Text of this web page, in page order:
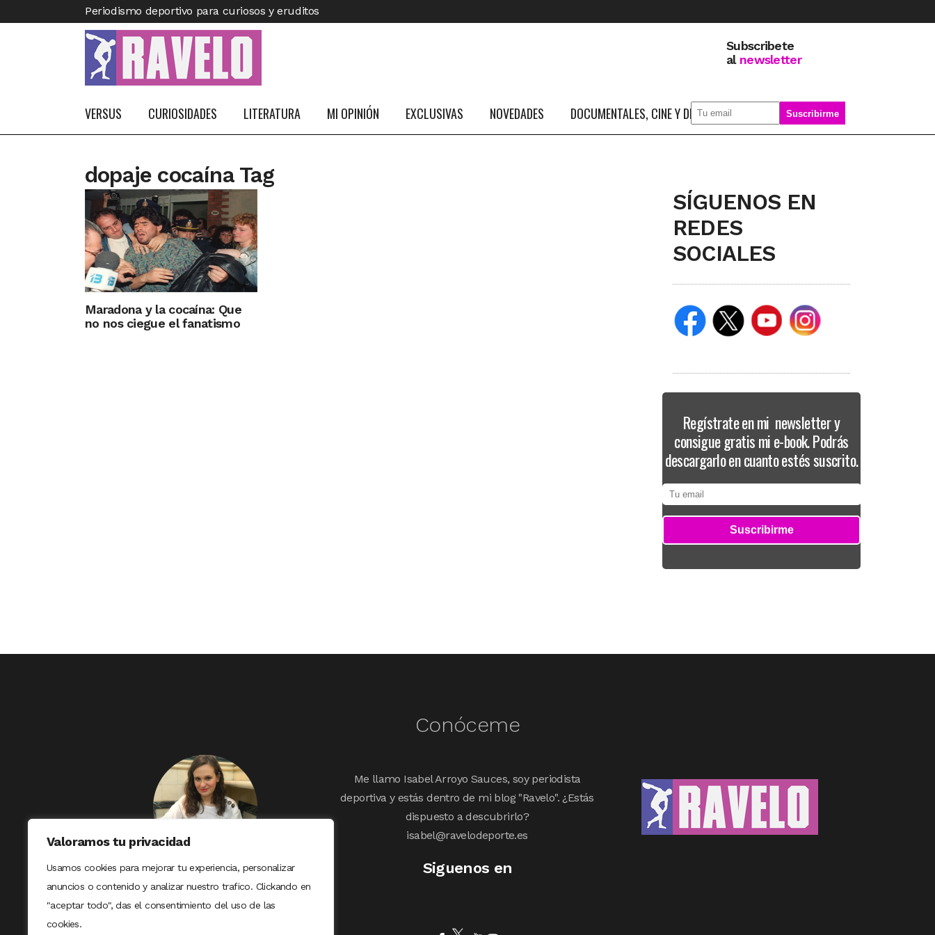
Valoramos tu privacidad
Usamos cookies para mejorar tu experiencia, personalizar
anuncios o contenido y analizar nuestro trafico. Clickando en
"aceptar todo", das el consentimiento del uso de las
cookies.
Periodismo deportivo para curiosos y eruditos
Subscribete
al newsletter
VERSUS CURIOSIDADES LITERATURA MI OPINIÓN EXCLUSIVAS NOVEDADES DOCUMENTALES, CINE Y DEPORTE SOBRE MÍ
dopaje cocaína Tag
Maradona y la cocaína: Que
no nos ciegue el fanatismo
SÍGUENOS EN
REDES
SOCIALES
Regístrate en mi newsletter y
consigue gratis mi e-book. Podrás
descargarlo en cuanto estés suscrito.
Conóceme
Me llamo Isabel Arroyo Sauces, soy periodista
deportiva y estás dentro de mi blog "Ravelo". ¿Estás
dispuesto a descubrirlo?
isabel@ravelodeporte.es
Siguenos en